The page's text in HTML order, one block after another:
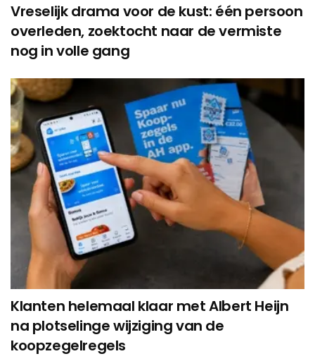
Vreselijk drama voor de kust: één persoon
overleden, zoektocht naar de vermiste
nog in volle gang
Klanten helemaal klaar met Albert Heijn
na plotselinge wijziging van de
koopzegelregels